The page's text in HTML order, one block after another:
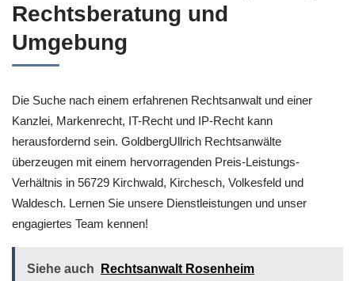
Rechtsberatung und
Umgebung
Die Suche nach einem erfahrenen Rechtsanwalt und einer
Kanzlei, Markenrecht, IT-Recht und IP-Recht kann
herausfordernd sein. GoldbergUllrich Rechtsanwälte
überzeugen mit einem hervorragenden Preis-Leistungs-
Verhältnis in 56729 Kirchwald, Kirchesch, Volkesfeld und
Waldesch. Lernen Sie unsere Dienstleistungen und unser
engagiertes Team kennen!
Siehe auch
Rechtsanwalt Rosenheim